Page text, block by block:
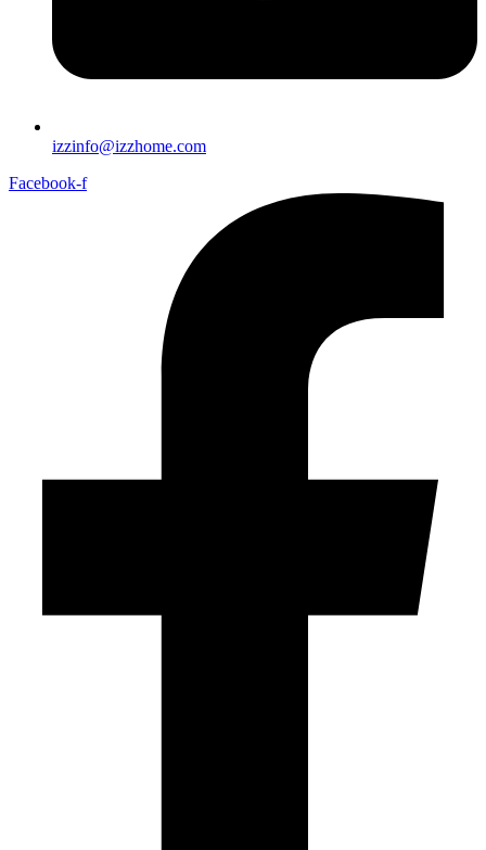
izzinfo@izzhome.com
Facebook-f